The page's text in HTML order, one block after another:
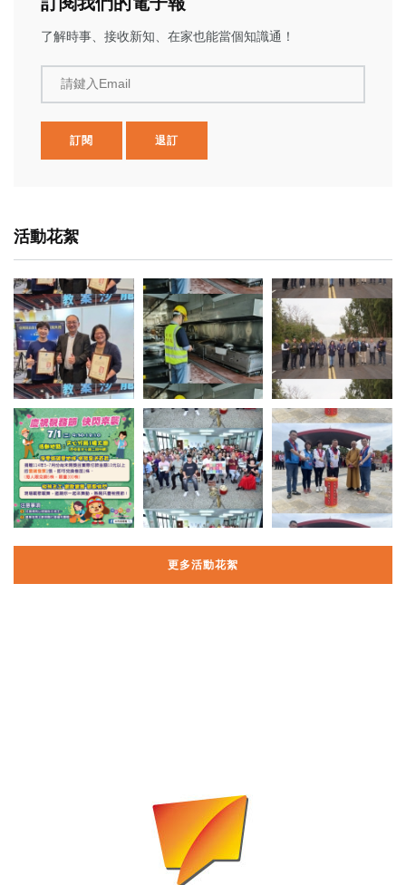
了解時事、接收新知、在家也能當個知識通！
請鍵入Email
訂閱 退訂
活動花絮
更多活動花絮